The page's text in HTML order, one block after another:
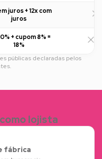
juros + 12x com
juros
+ cupom 8% =
18%
públicas declaradas pelos
lojista
fábrica